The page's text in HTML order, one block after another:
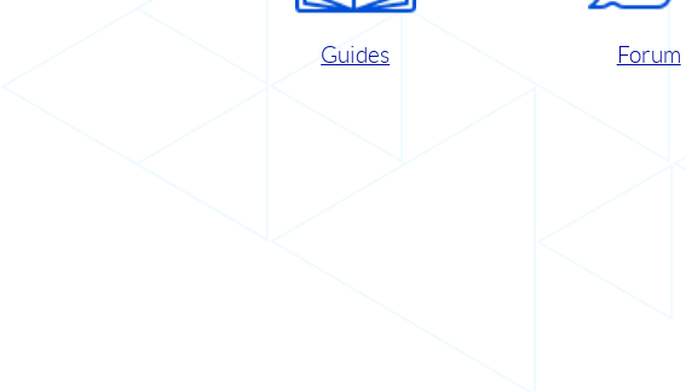
Guides Forum